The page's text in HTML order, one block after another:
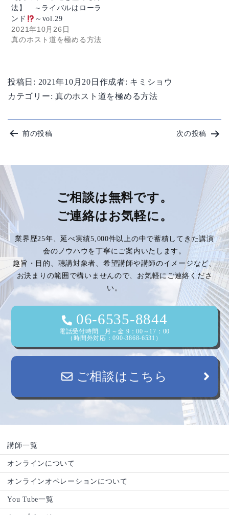
法】 ～ライバルはローラ
ンド
～vol.29
2021年10月26日
真のホスト道を極める方法
投稿日: 2021年10月20日 作成者: キミショウ
カテゴリー:真のホスト道を極める方法
投
ナ
ビ
ゲ
ー
シ
ョ
ン
前の投稿 次の投稿
ご相談は無料です。
ご連絡はお気軽に。
業界歴25年、延べ実績5,000件以上の中で蓄積してきた講演
会のノウハウを丁寧にご案内いたします。
趣旨・目的、聴講対象者、希望講師や講師のイメージなど、
お決まりの範囲で構いませんので、お気軽にご連絡くださ
い。
06-6535-8844
電話受付時間 月～金 9：00～17：00
（時間外対応：090-3868-6531）
ご相談はこちら
講師一覧
オンラインについて
オンラインオペレーションについて
You Tube一覧